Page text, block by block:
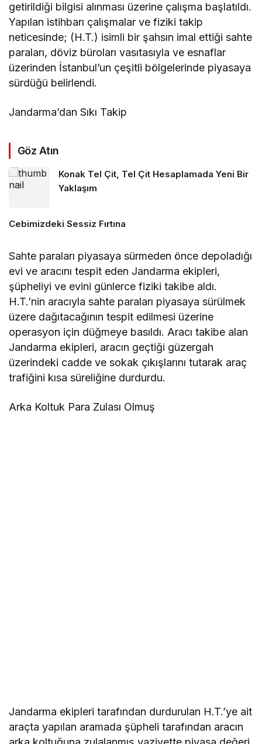
getirildiği bilgisi alınması üzerine çalışma başlatıldı.
Yapılan istihbarı çalışmalar ve fiziki takip
neticesinde; (H.T.) isimli bir şahsın imal ettiği sahte
paraları, döviz büroları vasıtasıyla ve esnaflar
üzerinden İstanbul’un çeşitli bölgelerinde piyasaya
sürdüğü belirlendi.
Jandarma’dan Sıkı Takip
Göz Atın
Konak Tel Çit, Tel Çit Hesaplamada Yeni Bir
Yaklaşım
Cebimizdeki Sessiz Fırtına
Sahte paraları piyasaya sürmeden önce depoladığı
evi ve aracını tespit eden Jandarma ekipleri,
şüpheliyi ve evini günlerce fiziki takibe aldı.
H.T.’nin aracıyla sahte paraları piyasaya sürülmek
üzere dağıtacağının tespit edilmesi üzerine
operasyon için düğmeye basıldı. Aracı takibe alan
Jandarma ekipleri, aracın geçtiği güzergah
üzerindeki cadde ve sokak çıkışlarını tutarak araç
trafiğini kısa süreliğine durdurdu.
Arka Koltuk Para Zulası Olmuş
Jandarma ekipleri tarafından durdurulan H.T.’ye ait
araçta yapılan aramada şüpheli tarafından aracın